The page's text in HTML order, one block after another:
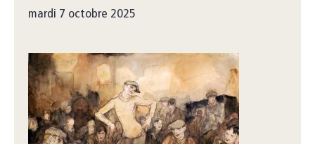
mardi 7 octobre 2025